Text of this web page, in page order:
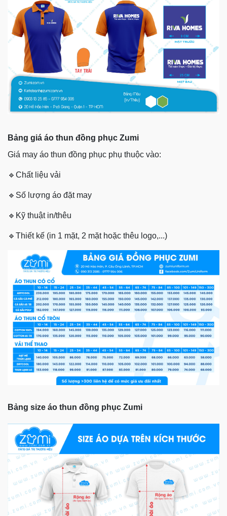
Bảng giá áo thun đồng phục Zumi
Giá may áo thun đồng phục phụ thuộc vào:
🔹 Chất liệu vải
🔹 Số lượng áo đặt may
🔹 Kỹ thuật in/thêu
🔹 Thiết kế (in 1 mặt, 2 mặt hoặc thêu logo,...)
Bảng size áo thun đồng phục Zumi